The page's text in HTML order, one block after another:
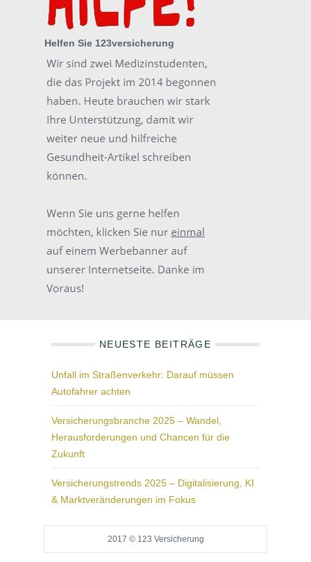
Helfen Sie 123versicherung
NEUESTE BEITRÄGE
Unfall im Straßenverkehr: Darauf müssen
Autofahrer achten
Versicherungsbranche 2025 – Wandel,
Herausforderungen und Chancen für die
Zukunft
Versicherungstrends 2025 – Digitalisierung, KI
& Marktveränderungen im Fokus
2017 © 123 Versicherung